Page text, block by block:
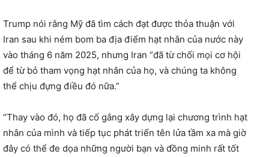
Trump nói rằng Mỹ đã tìm cách đạt được thỏa thuận với
Iran sau khi ném bom ba địa điểm hạt nhân của nước này
vào tháng 6 năm 2025, nhưng Iran “đã từ chối mọi cơ hội
để từ bỏ tham vọng hạt nhân của họ, và chúng ta không
thể chịu đựng điều đó nữa.”
“Thay vào đó, họ đã cố gắng xây dựng lại chương trình hạt
nhân của mình và tiếp tục phát triển tên lửa tầm xa mà giờ
đây có thể đe dọa những người bạn và đồng minh rất tốt